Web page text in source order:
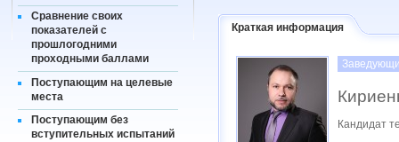
Сравнение своих
показателей с
прошлогодними
проходными баллами
Поступающим на целевые
места
Поступающим без
вступительных испытаний
Краткая информация
Кандидат